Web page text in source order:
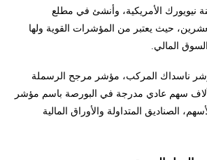
نيويورك الأمريكية، وأنشئ في مطلع
حيث يعتبر من المؤشرات القوية ولها
المالي.
ناسداك المركب، مؤشر مرجح الرسملة
ويتكون من 3 آلاف سهم عادي مدرجة في البورصة باسم مؤشر
الصناديق المتداولة والأوراق المالية